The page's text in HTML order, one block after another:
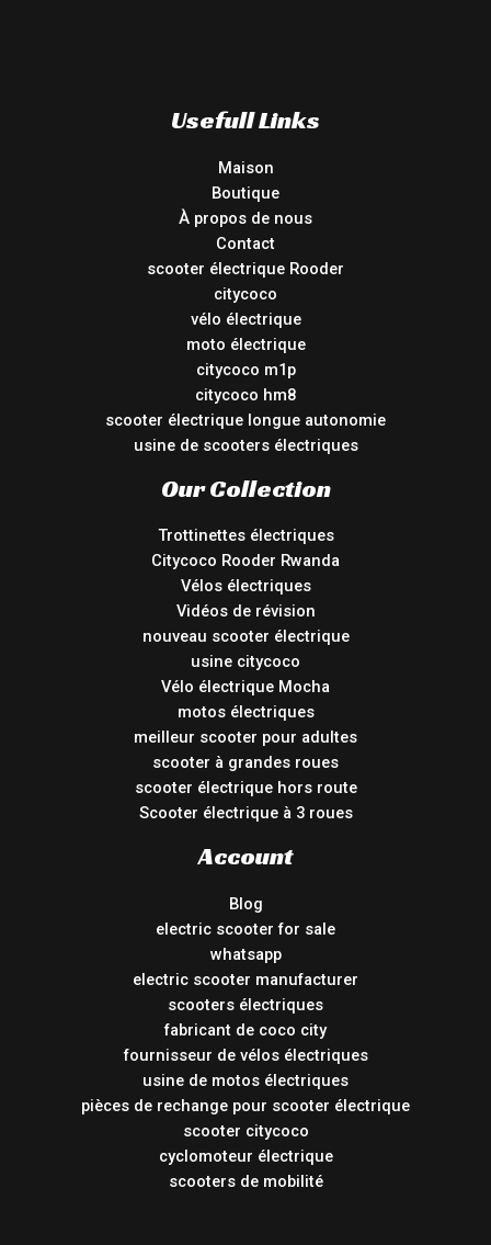
Usefull Links
Maison
Boutique
À propos de nous
Contact
scooter électrique Rooder
citycoco
vélo électrique
moto électrique
citycoco m1p
citycoco hm8
scooter électrique longue autonomie
usine de scooters électriques
Our Collection
Trottinettes électriques
Citycoco Rooder Rwanda
Vélos électriques
Vidéos de révision
nouveau scooter électrique
usine citycoco
Vélo électrique Mocha
motos électriques
meilleur scooter pour adultes
scooter à grandes roues
scooter électrique hors route
Scooter électrique à 3 roues
Account
Blog
electric scooter for sale
whatsapp
electric scooter manufacturer
scooters électriques
fabricant de coco city
fournisseur de vélos électriques
usine de motos électriques
pièces de rechange pour scooter électrique
scooter citycoco
cyclomoteur électrique
scooters de mobilité